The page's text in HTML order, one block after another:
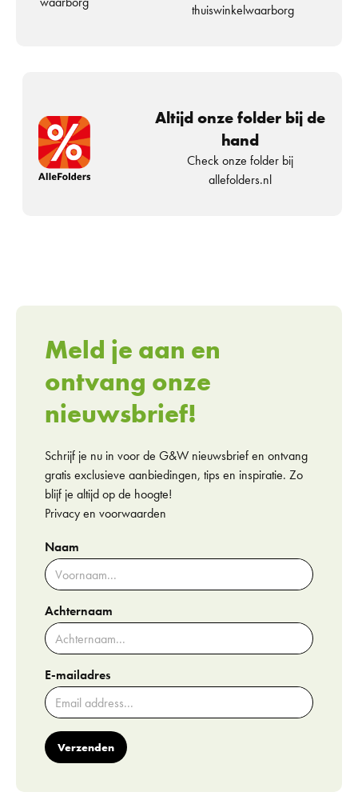
thuiswinkelwaarborg
Altijd onze folder bij de
hand
Check onze folder bij
allefolders.nl
Meld je aan en
ontvang onze
nieuwsbrief!
Schrijf je nu in voor de G&W nieuwsbrief en ontvang
gratis exclusieve aanbiedingen, tips en inspiratie. Zo
blijf je altijd op de hoogte!
Privacy en voorwaarden
Naam
Achternaam
E-mailadres
Verzenden